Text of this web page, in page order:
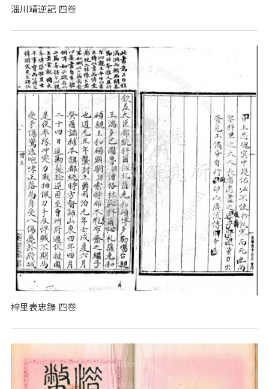
淄川靖逆記 四卷
梓里表忠錄 四卷